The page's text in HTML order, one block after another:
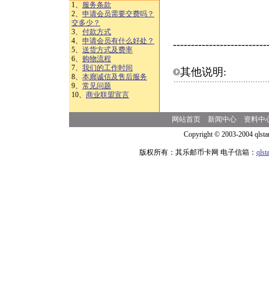
1、 服务条款
2、 申请会员需要交费吗？
交多少？
3、 付款方式
4、 申请会员有什么好处？
5、 送货方式及费率
6、 购物流程
7、 我们的工作时间
8、 本廊诚信及售后服务
9、 常见问题
10、 商业联盟宣言
其他说明:
网站首页 新闻中心
资料中
Copyright © 2003-2004
版权所有：其乐邮币卡网 电子信箱：